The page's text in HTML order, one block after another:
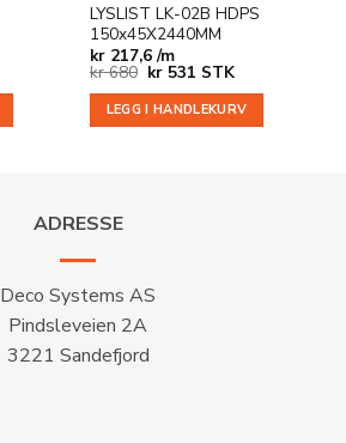
LYSLIST LK-02B HDPS
150x45X2440MM
kr217,6 /m
kr680 Opprinnelig
var:
kr 680.
kr531Nåværende
er:
kr 531.
STK
LEGG I HANDLEKURV
ADRESSE
Deco Systems AS
Pindsleveien 2A
3221 Sandefjord